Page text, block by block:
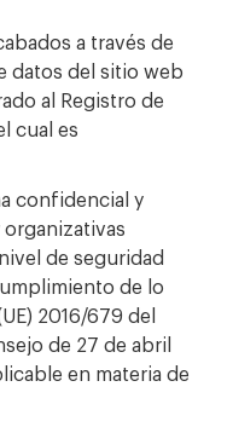
a través de
datos del sitio web
al Registro de
cual es
confidencial y
de seguridad
de lo
2016/679 del
de 27 de abril
en materia de